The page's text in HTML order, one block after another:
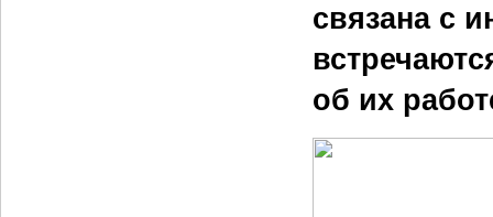
связана с
об их